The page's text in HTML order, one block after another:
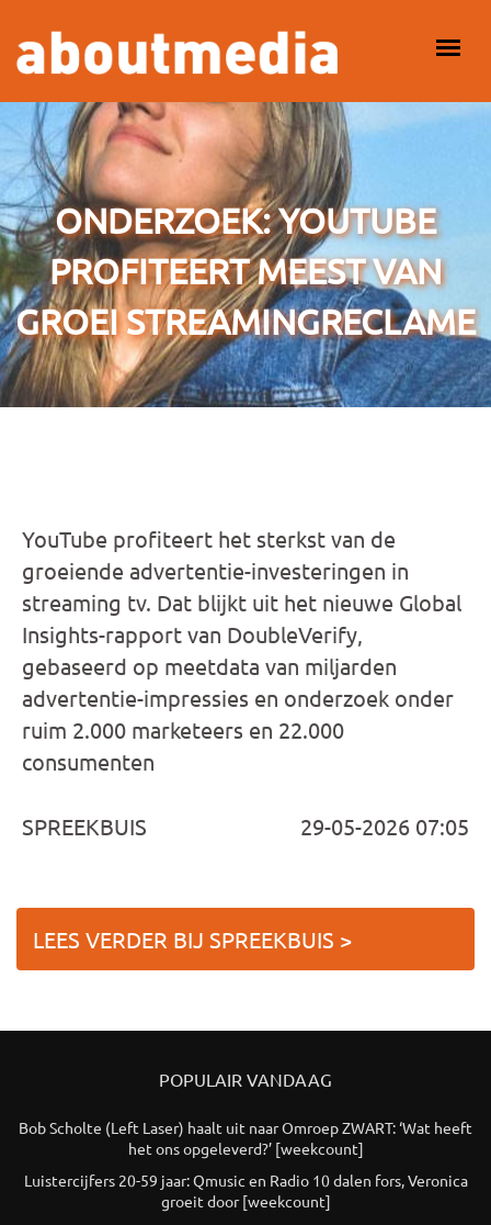
HOOFDMENU
ONDERZOEK: YOUTUBE
PROFITEERT MEEST VAN
GROEI STREAMINGRECLAME
YouTube profiteert het sterkst van de
groeiende advertentie-investeringen in
streaming tv. Dat blijkt uit het nieuwe Global
Insights-rapport van DoubleVerify,
gebaseerd op meetdata van miljarden
advertentie-impressies en onderzoek onder
ruim 2.000 marketeers en 22.000
consumenten
SPREEKBUIS 29-05-2026 07:05
LEES VERDER BIJ SPREEKBUIS >
POPULAIR VANDAAG
Bob Scholte (Left Laser) haalt uit naar Omroep ZWART: ‘Wat heeft
het ons opgeleverd?’ [weekcount]
Luistercijfers 20-59 jaar: Qmusic en Radio 10 dalen fors, Veronica
groeit door [weekcount]